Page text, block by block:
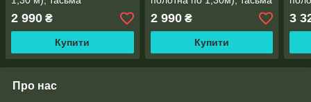
2 990 ₴
Купити
2 990₴
Купити
3
Про нас